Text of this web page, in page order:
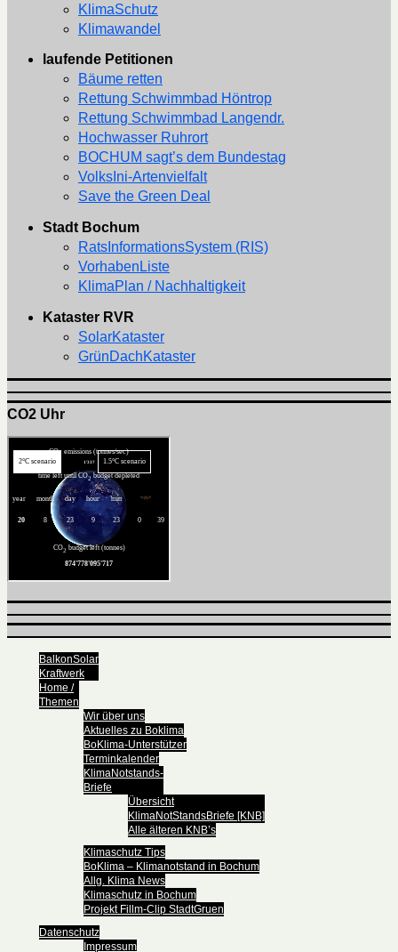
KlimaSchutz
Klimawandel
laufende Petitionen
Bäume retten
Rettung Schwimmbad Höntrop
Rettung Schwimmbad Langendr.
Hochwasser Ruhrort
BOCHUM sagt’s dem Bundestag
VolksIni-Artenvielfalt
Save the Green Deal
Stadt Bochum
RatsInformationsSystem (RIS)
VorhabenListe
KlimaPlan / Nachhaltigkeit
Kataster RVR
SolarKataster
GrünDachKataster
CO2 Uhr
BalkonSolar
Kraftwerk
Home /
Themen
Wir über uns
Aktuelles zu Boklima
BoKlima-Unterstützer
Terminkalender
KlimaNotstands-
Briefe
Übersicht
KlimaNotStandsBriefe [KNB]
Alle älteren KNB’s
Klimaschutz Tips
BoKlima – Klimanotstand in Bochum
Allg. Klima News
Klimaschutz in Bochum
Projekt Fillm-Clip StadtGruen
Datenschutz
Impressum